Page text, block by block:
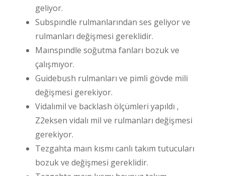
geliyor.
Subspındle rulmanlarından ses geliyor ve
rulmanları değişmesi gereklidir.
Maınspındle soğutma fanları bozuk ve
çalışmıyor.
Guidebush rulmanları ve pimli gövde mili
değişmesi gerekiyor.
Vidalımil ve backlash ölçümleri yapıldı ,
Z2eksen vidalı mil ve rulmanları değişmesi
gerekiyor.
Tezgahta maın kısmı canlı takım tutucuları
bozuk ve değişmesi gereklidir.